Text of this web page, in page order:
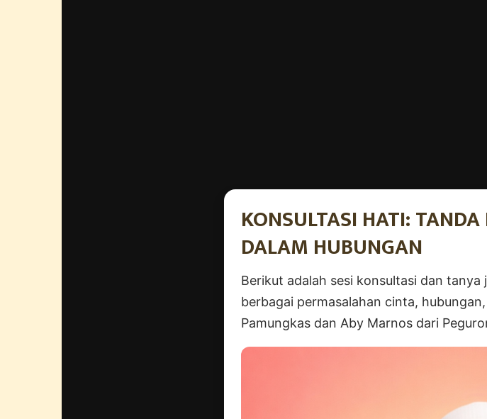
KONSULTASI HATI:
DALAM HUBUNGAN
Berikut adalah sesi konsultasi dan
berbagai permasalahan cinta,
Pamungkas dan Aby Marnos dari